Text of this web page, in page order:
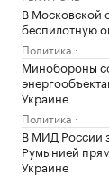
В Московской
беспилотную
Политика
Минобороны
Украине
Политика
В МИД России
Румынией
Украине